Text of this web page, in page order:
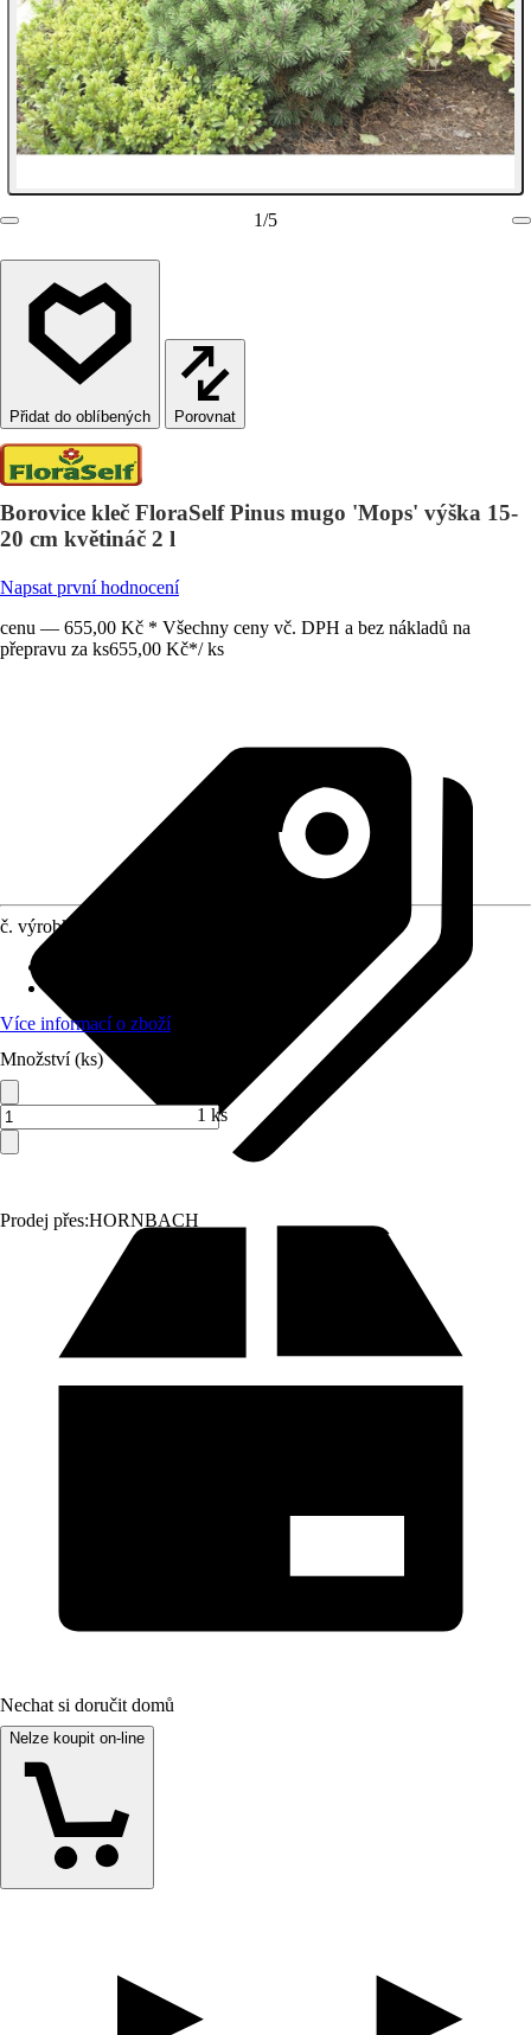
1/5
Porovnat
Borovice kleč FloraSelf Pinus mugo 'Mops' výška 15-
20 cm květináč 2 l
Napsat první hodnocení
cenu — 655,00 Kč * Všechny ceny vč. DPH a bez nákladů na
přepravu za ks655,00 Kč*/ ks
Prodej přes:HORNBACH
č. výrobku
Více informací o zboží
Množství (ks)
1 ks
Nechat si doručit domů
Nelze koupit on-line